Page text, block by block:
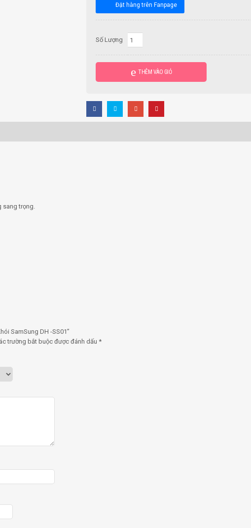
Đặt hàng trên Fanpage
Số Lượng
THÊM VÀO GIỎ
sang trọng.
SamSung DH -SS01”
trường bắt buộc được đánh dấu *